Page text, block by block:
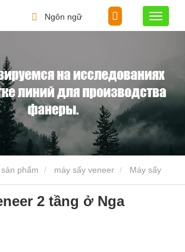
Ngôn ngữ
phẩm máy sấy veneer
2 tầng ở Nga